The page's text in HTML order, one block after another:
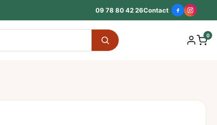
09 78 80 42 26Contact
0